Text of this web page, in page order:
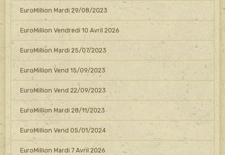
EuroMillion Mardi 29/08/2023
EuroMillion Vendredi 10 Avril 2026
EuroMillion Mardi 25/07/2023
EuroMillion Vend 15/09/2023
EuroMillion Vend 22/09/2023
EuroMillion Mardi 28/11/2023
EuroMillion Vend 05/01/2024
EuroMillion Mardi 7 Avril 2026